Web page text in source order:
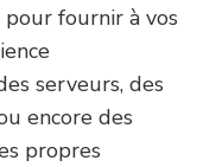
fournir à vos
serveurs, des
encore des
propres